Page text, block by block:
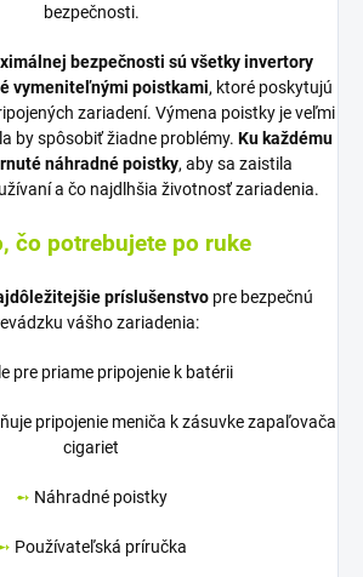
bezpečnosti.
bezpečnosti sú všetky invertory
vymeniteľnými poistkami, ktoré poskytujú
zariadení. Výmena poistky je veľmi
by spôsobiť žiadne problémy. Ku každému
náhradné poistky, aby sa zaistila
a čo najdlhšia životnosť zariadenia.
čo potrebujete po ruke
príslušenstvopre bezpečnú
vášho zariadenia:
pre priame pripojenie k batérii
pripojenie meniča k zásuvke zapaľovača
cigariet
➻ Náhradné poistky
Používateľská príručka